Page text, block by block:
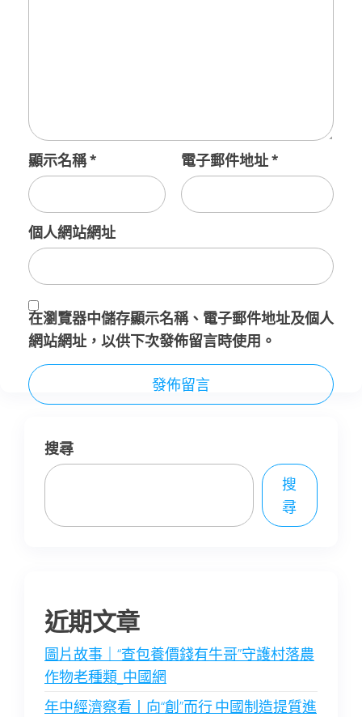
顯示名稱* 電子郵件地址*
個人網站網址
在瀏覽器中儲存顯示名稱、電子郵件地址及個人
網站網址，以供下次發佈留言時使用。
搜尋
搜
尋
近期文章
圖片故事｜“查包養價錢有牛哥”守護村落農
作物老種類_中國網
年中經濟察看丨向“創”而行 中國制造提質進